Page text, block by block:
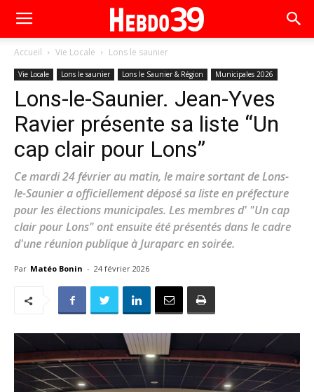
Accueil Vie Locale Lons le saunier
Vie Locale Lons le saunier Lons le Saunier & Région Municipales 2026
Lons-le-Saunier. Jean-Yves
Ravier présente sa liste “Un
cap clair pour Lons”
Ce mardi 24 février au matin, le maire sortant de Lons-
le-Saunier a officiellement déposé sa liste en préfecture
pour les élections municipales. Les membres d' "Un cap
clair pour Lons" ont ensuite été présentés dans le cadre
d'une réunion publique à Juraparc en soirée.
Par Matéo Bonin - 24 février 2026